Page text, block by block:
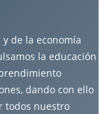
de la economía
la educación
dando con ello
todos nuestro